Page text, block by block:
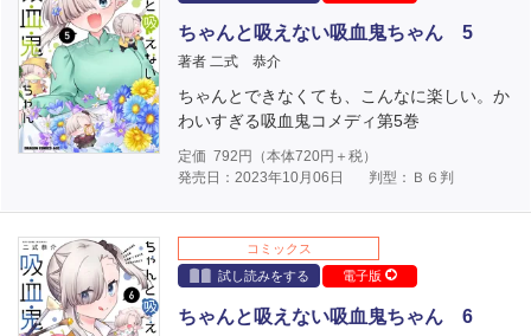
ちゃんと吸えない吸血鬼ちゃん 5
著者 二式 恭介
ちゃんとできなくても、こんなに楽しい。か
わいすぎる吸血鬼コメディ第5巻
定価 792 円（本体720円＋税）
発売日：2023年10月06日
判型：Ｂ６判
コミックス
試し読みをする
電子版
ちゃんと吸えない吸血鬼ちゃん 6